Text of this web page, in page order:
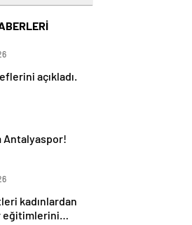
açıkladı.
Antalyaspor!
kadınlardan
eğitimlerini